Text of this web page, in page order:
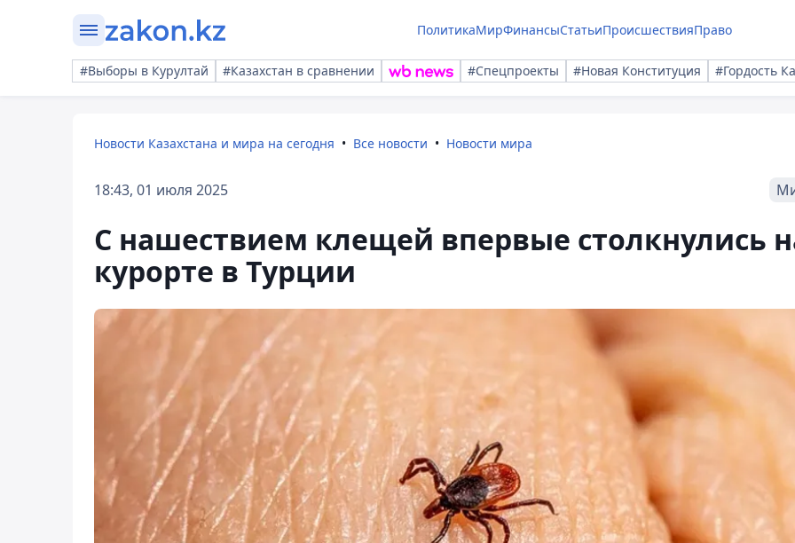
ПолитикаМирФинансыСтатьиПроисшествияПраво
#Выборы в Курултай #Казахстан в сравнении #Спецпроекты #Новая Конституция #Гордость
Новости Казахстана и мира на сегодня Все новости Новости мира
18:43, 01 июля 2025
С нашествием клещей впервые столкнулись
курорте в Турции